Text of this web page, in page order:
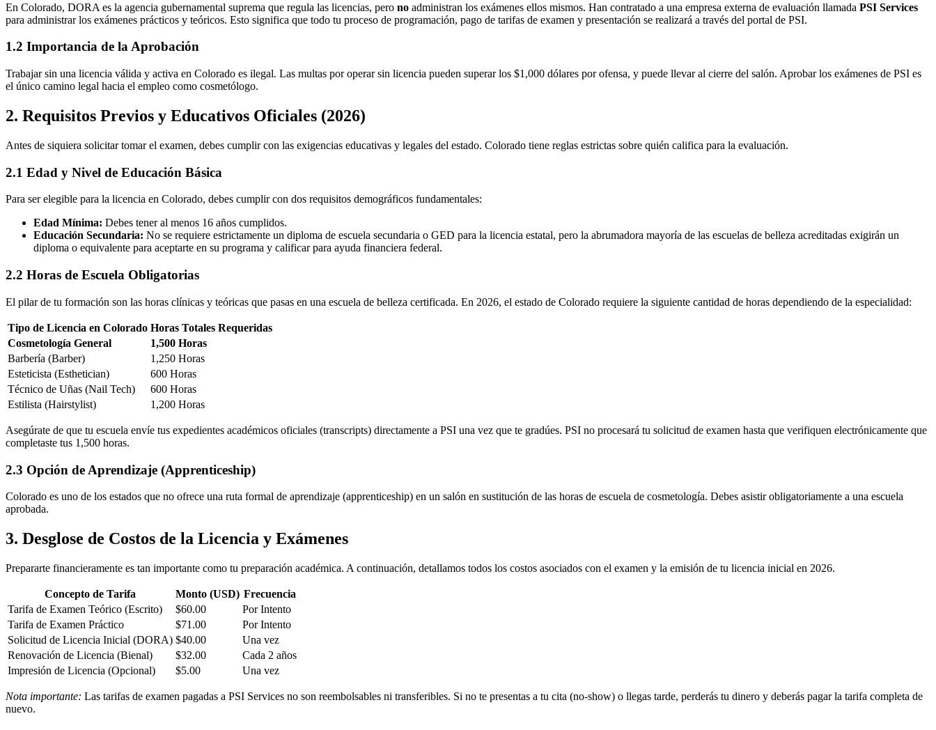
En Colorado, DORA es la agencia gubernamental suprema que regula las licencias, pero no administran los exámenes ellos mismos. Han contratado a una empresa externa de evaluación llamada PSI Services
para administrar los exámenes prácticos y teóricos. Esto significa que todo tu proceso de programación, pago de tarifas de examen y presentación se realizará a través del portal de PSI.
1.2 Importancia de la Aprobación
Trabajar sin una licencia válida y activa en Colorado es ilegal. Las multas por operar sin licencia pueden superar los $1,000 dólares por ofensa, y puede llevar al cierre del salón. Aprobar los exámenes de PSI es
el único camino legal hacia el empleo como cosmetólogo.
2. Requisitos Previos y Educativos Oficiales (2026)
Antes de siquiera solicitar tomar el examen, debes cumplir con las exigencias educativas y legales del estado. Colorado tiene reglas estrictas sobre quién califica para la evaluación.
2.1 Edad y Nivel de Educación Básica
Para ser elegible para la licencia en Colorado, debes cumplir con dos requisitos demográficos fundamentales:
Edad Mínima: Debes tener al menos 16 años cumplidos.
Educación Secundaria: No se requiere estrictamente un diploma de escuela secundaria o GED para la licencia estatal, pero la abrumadora mayoría de las escuelas de belleza acreditadas exigirán un
diploma o equivalente para aceptarte en su programa y calificar para ayuda financiera federal.
2.2 Horas de Escuela Obligatorias
El pilar de tu formación son las horas clínicas y teóricas que pasas en una escuela de belleza certificada. En 2026, el estado de Colorado requiere la siguiente cantidad de horas dependiendo de la especialidad:
Tipo de Licencia en Colorado Horas Totales Requeridas
Cosmetología General
1,500 Horas
Barbería (Barber)
1,250 Horas
Esteticista (Esthetician)
600 Horas
Técnico de Uñas (Nail Tech)
600 Horas
Estilista (Hairstylist)
1,200 Horas
Asegúrate de que tu escuela envíe tus expedientes académicos oficiales (transcripts) directamente a PSI una vez que te gradúes. PSI no procesará tu solicitud de examen hasta que verifiquen electrónicamente que
completaste tus 1,500 horas.
2.3 Opción de Aprendizaje (Apprenticeship)
Colorado es uno de los estados que no ofrece una ruta formal de aprendizaje (apprenticeship) en un salón en sustitución de las horas de escuela de cosmetología. Debes asistir obligatoriamente a una escuela
aprobada.
3. Desglose de Costos de la Licencia y Exámenes
Prepararte financieramente es tan importante como tu preparación académica. A continuación, detallamos todos los costos asociados con el examen y la emisión de tu licencia inicial en 2026.
Concepto de Tarifa Monto (USD) Frecuencia
Tarifa de Examen Teórico (Escrito)
$60.00
Por Intento
Tarifa de Examen Práctico
$71.00
Por Intento
Solicitud de Licencia Inicial (DORA) $40.00
Una vez
Renovación de Licencia (Bienal)
$32.00
Cada 2 años
Impresión de Licencia (Opcional)
$5.00 Una vez
Nota importante: Las tarifas de examen pagadas a PSI Services no son reembolsables ni transferibles. Si no te presentas a tu cita (no-show) o llegas tarde, perderás tu dinero y deberás pagar la tarifa completa de
nuevo.